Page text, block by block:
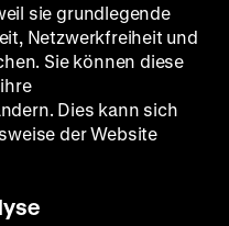
Sirk, B: Karen
George Duning, D:
Carter, Willard
81‘
bereits seit 1942 bei
sie grundlegende
Netzwerkfreiheit und
Sie können diese
Dies kann sich
der Website